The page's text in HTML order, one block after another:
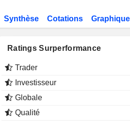
Synthèse Cotations
Ratings Surperformance
Trader
Investisseur
Globale
Qualité